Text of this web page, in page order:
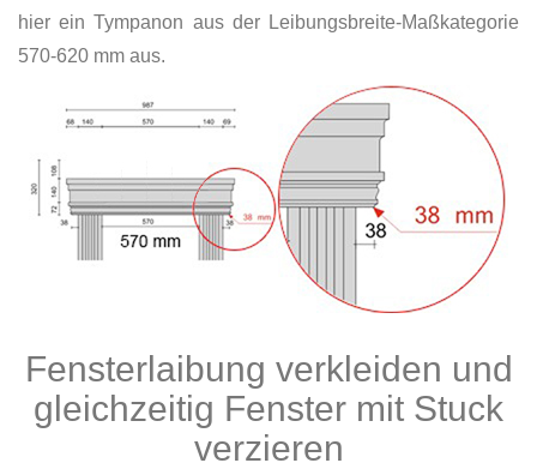
hier ein Tympanon aus der Leibungsbreite-Maßkategorie
570-620 mm aus.
Fensterlaibung verkleiden und
gleichzeitig Fenster mit Stuck
verzieren